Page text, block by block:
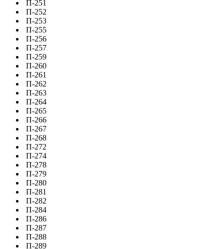
П-251
П-252
П-253
П-255
П-256
П-257
П-259
П-260
П-261
П-262
П-263
П-264
П-265
П-266
П-267
П-268
П-272
П-274
П-278
П-279
П-280
П-281
П-282
П-284
П-286
П-287
П-288
П-289